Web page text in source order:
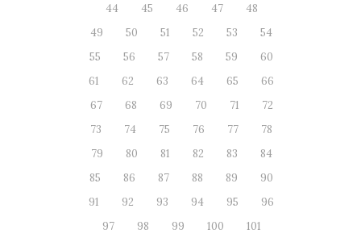
44
45 46 47
48
49
50 51 52 53
54
55
56 57 58 59
60
61
62 63 64 65
66
67
68 69 70 71
72
73
74 75 76 77
78
79
80 81 82 83
84
85
86 87 88 89
90
91
92 93 94 95
96
97
98 99 100
101